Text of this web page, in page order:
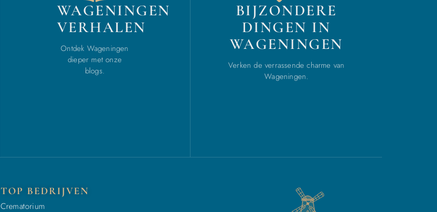
WAGENINGEN
VERHALEN
Ontdek Wageningen
dieper met onze
blogs.
BIJZONDERE
DINGEN IN
WAGENINGEN
Verken de verrassende charme van
Wageningen.
TOP BEDRIJVEN
Crematorium